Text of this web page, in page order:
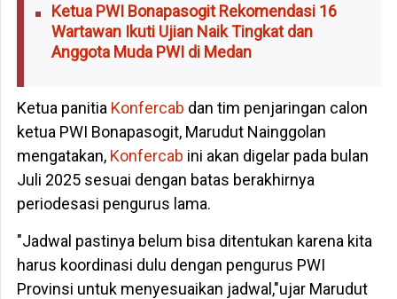
Ketua PWI Bonapasogit Rekomendasi 16
Wartawan Ikuti Ujian Naik Tingkat dan
Anggota Muda PWI di Medan
Ketua panitia Konfercab dan tim penjaringan calon
ketua PWI Bonapasogit, Marudut Nainggolan
mengatakan, Konfercab ini akan digelar pada bulan
Juli 2025 sesuai dengan batas berakhirnya
periodesasi pengurus lama.
"Jadwal pastinya belum bisa ditentukan karena kita
harus koordinasi dulu dengan pengurus PWI
Provinsi untuk menyesuaikan jadwal,"ujar Marudut